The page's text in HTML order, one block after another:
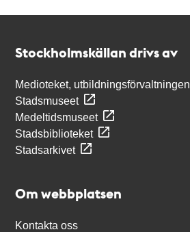
Stockholmskällan drivs av
Medioteket, utbildningsförvaltningen
Stadsmuseet
Medeltidsmuseet
Stadsbiblioteket
Stadsarkivet
Om webbplatsen
Kontakta oss